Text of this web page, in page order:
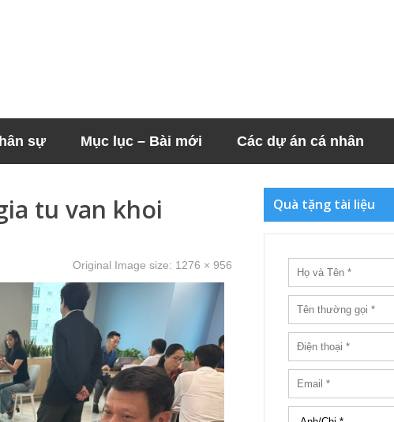
sự Mục lục – Bài mới Các dự án cá nhân
tu van khoi
Original Image size: 1276 × 956
Quà tặng tài liệu